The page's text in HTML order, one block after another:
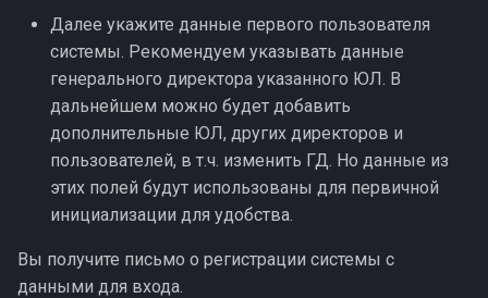
Далее укажите данные первого пользователя
системы. Рекомендуем указывать данные
генерального директора указанного ЮЛ. В
дальнейшем можно будет добавить
дополнительные ЮЛ, других директоров и
пользователей, в т.ч. изменить ГД. Но данные из
этих полей будут использованы для первичной
инициализации для удобства.
Вы получите письмо о регистрации системы с
данными для входа.